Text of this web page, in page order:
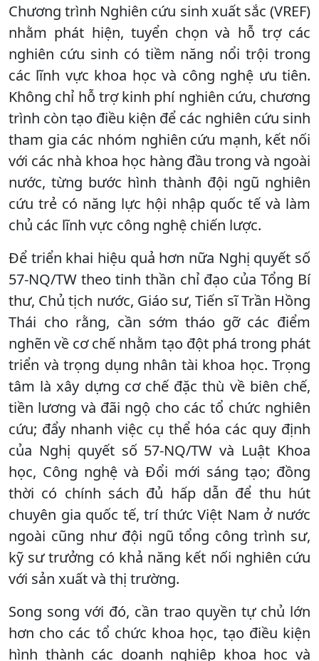
Chương trình Nghiên cứu sinh xuất sắc (VREF)
nhằm phát hiện, tuyển chọn và hỗ trợ các
nghiên cứu sinh có tiềm năng nổi trội trong
các lĩnh vực khoa học và công nghệ ưu tiên.
Không chỉ hỗ trợ kinh phí nghiên cứu, chương
trình còn tạo điều kiện để các nghiên cứu sinh
tham gia các nhóm nghiên cứu mạnh, kết nối
với các nhà khoa học hàng đầu trong và ngoài
nước, từng bước hình thành đội ngũ nghiên
cứu trẻ có năng lực hội nhập quốc tế và làm
chủ các lĩnh vực công nghệ chiến lược.
Để triển khai hiệu quả hơn nữa Nghị quyết số
57-NQ/TW theo tinh thần chỉ đạo của Tổng Bí
thư, Chủ tịch nước, Giáo sư, Tiến sĩ Trần Hồng
Thái cho rằng, cần sớm tháo gỡ các điểm
nghẽn về cơ chế nhằm tạo đột phá trong phát
triển và trọng dụng nhân tài khoa học. Trọng
tâm là xây dựng cơ chế đặc thù về biên chế,
tiền lương và đãi ngộ cho các tổ chức nghiên
cứu; đẩy nhanh việc cụ thể hóa các quy định
của Nghị quyết số 57-NQ/TW và Luật Khoa
học, Công nghệ và Đổi mới sáng tạo; đồng
thời có chính sách đủ hấp dẫn để thu hút
chuyên gia quốc tế, trí thức Việt Nam ở nước
ngoài cũng như đội ngũ tổng công trình sư,
kỹ sư trưởng có khả năng kết nối nghiên cứu
với sản xuất và thị trường.
Song song với đó, cần trao quyền tự chủ lớn
hơn cho các tổ chức khoa học, tạo điều kiện
hình thành các doanh nghiệp khoa học và